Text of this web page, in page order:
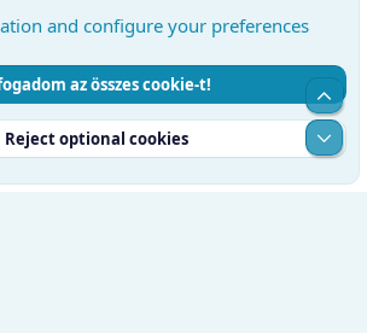
Hungarian (HU)
Kapcsolatfelvétel
Adatvédelmi szabályzat
Súgó
Kezdőlap
RSS
and configure your preferences
az összes cookie-t!
Reject optional cookies
Top
Alul